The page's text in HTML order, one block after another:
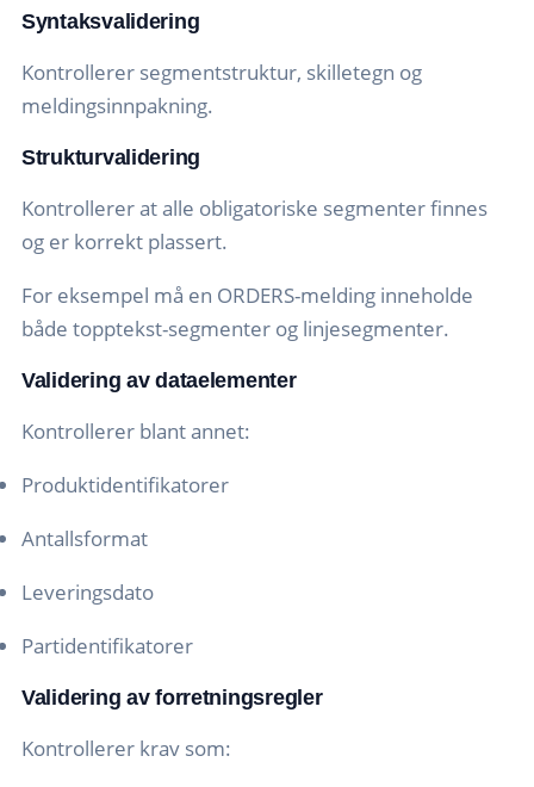
Syntaksvalidering
Kontrollerer segmentstruktur, skilletegn og
meldingsinnpakning.
Strukturvalidering
Kontrollerer at alle obligatoriske segmenter finnes
og er korrekt plassert.
For eksempel må en ORDERS-melding inneholde
både topptekst-segmenter og linjesegmenter.
Validering av dataelementer
Kontrollerer blant annet:
Produktidentifikatorer
Antallsformat
Leveringsdato
Partidentifikatorer
Validering av forretningsregler
Kontrollerer krav som: